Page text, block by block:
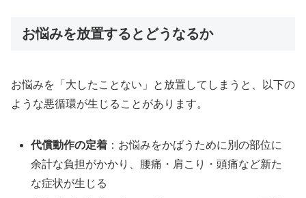
お悩みを放置するとどうなるか
お悩みを「大したことない」と放置してしまうと、以下の
ような悪循環が生じることがあります。
代償動作の定着 ：お悩みをかばうために別の部位に
余計な負担がかかり、腰痛・肩こり・頭痛など新た
な症状が生じる